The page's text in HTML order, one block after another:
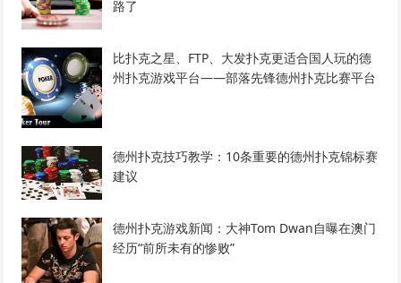
路了
比扑克之星、FTP、大发扑克更适合国人玩的德
州扑克游戏平台——部落先锋德州扑克比赛平台
德州扑克技巧教学：10条重要的德州扑克锦标赛
建议
德州扑克游戏新闻：大神Tom Dwan自曝在澳门
经历“前所未有的惨败”